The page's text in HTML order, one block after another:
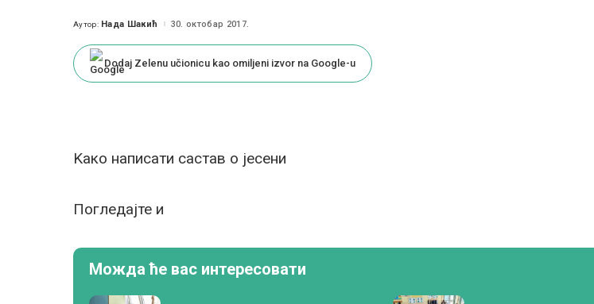
Posted
Аутор: Нада Шакић 30. октобар 2017.
Dodaj Zelenu učionicu kao omiljeni izvor na Google-u
Kaко написати састав о јесени
Погледајте и
Можда ће вас интересовати